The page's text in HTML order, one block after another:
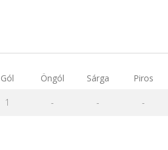
Gól Öngól Sárga Piros
1 - - -